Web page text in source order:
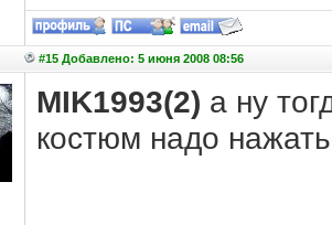
#15 Добавлено: 5 июня 2008 08:56
MIK1993(2) а ну
костюм надо